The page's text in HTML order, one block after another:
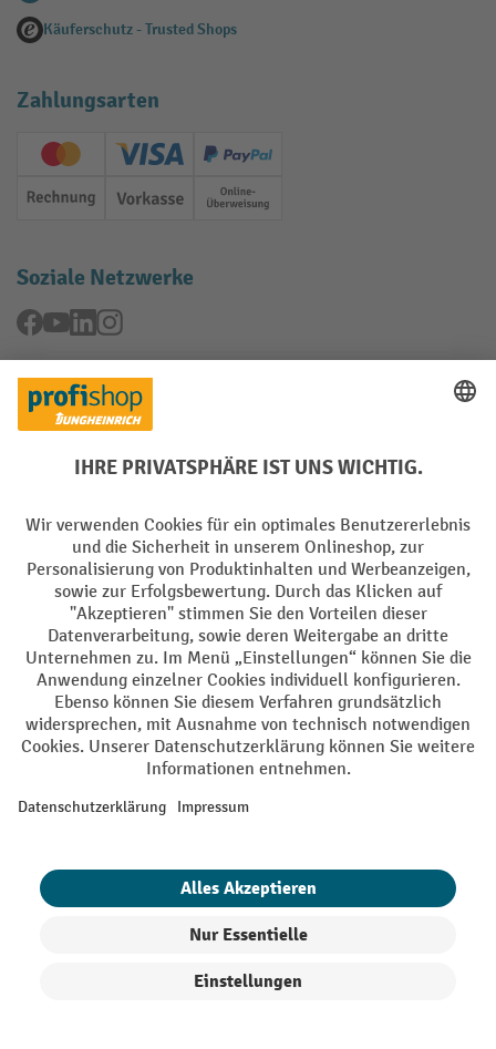
Käuferschutz - Trusted Shops
Zahlungsarten
Creditcard (Master)Creditcard (Visa)
PayPal
Rechnung Vorkasse Online-Überweisung
Soziale Netzwerke
Facebook
YouTubeLinkedInInstagram
Rücknahme-Services
Batterie Rückname
AGB Impressum Datenschutz
Barrierefreiheit Grounding Page Privacy Settings
Alle Preise exkl. gesetzl. Mehrwertsteuer zzgl.Versandkosten und ggf.
Nachnahmegebühren, wenn nicht anders angegeben.
¹ Der Rabatt gilt so lange der Vorrat reicht. Der Rabatt gilt nicht auf
Erstregistrierung für den Newsletter gewährt. Der Gutschein ist 10
Tage gültig und kann ab einem Netto-Bestellwert von 250,- € online
eingelöst werden. Die Höhe des Rabatts variiert je nach
Arbeitsschutz | 5% auf Werkstatt, Betrieb, Transport, Stapeln und